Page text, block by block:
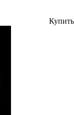
Купить